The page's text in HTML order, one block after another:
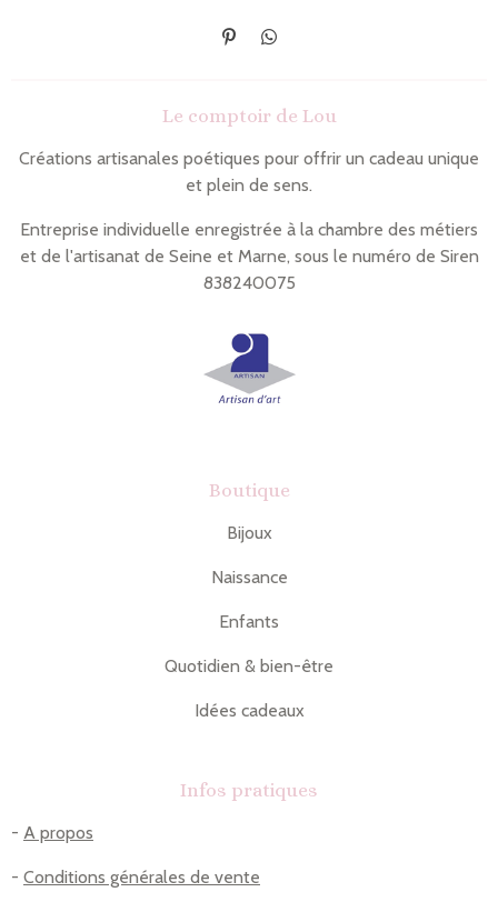
É
g
l
r
P
a
r
Le comptoir de Lou
Créations artisanales poétiques pour offrir un cadeau unique
et plein de sens.
Entreprise individuelle enregistrée à la chambre des métiers
et de l'artisanat de Seine et Marne, sous le numéro de Siren
838240075
Boutique
Bijoux
Naissance
Enfants
Quotidien & bien-être
Idées cadeaux
Infos pratiques
- A propos
- Conditions générales de vente